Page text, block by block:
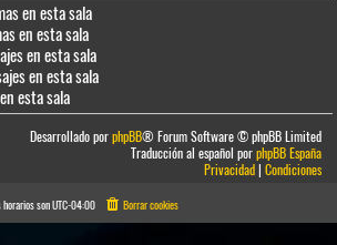
en esta sala
en esta sala
en esta sala
en esta sala
esta sala
Desarrollado porphpBB® Forum Software © phpBB Limited
Traducción al español porphpBB España
Privacidad|Condiciones
horarios sonUTC-04:00 Borrar cookies